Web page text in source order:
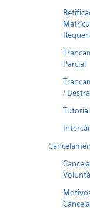
Parcial
/
Tutorial